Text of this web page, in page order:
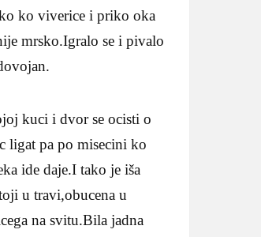
ko viverice i priko oka
mrsko.Igralo se i pivalo
kuci i dvor se ocisti o
ligat pa po misecini ko
ide daje.I tako je iša
u travi,obucena u
na svitu.Bila jadna